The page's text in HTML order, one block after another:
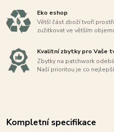
Eko eshop
Větší část zboží tvoří
zužitkovat ve větším
Kvalitní zbytky pro Vaše
Zbytky na patchwork
Naší prioritou je co
Kompletní specifikace